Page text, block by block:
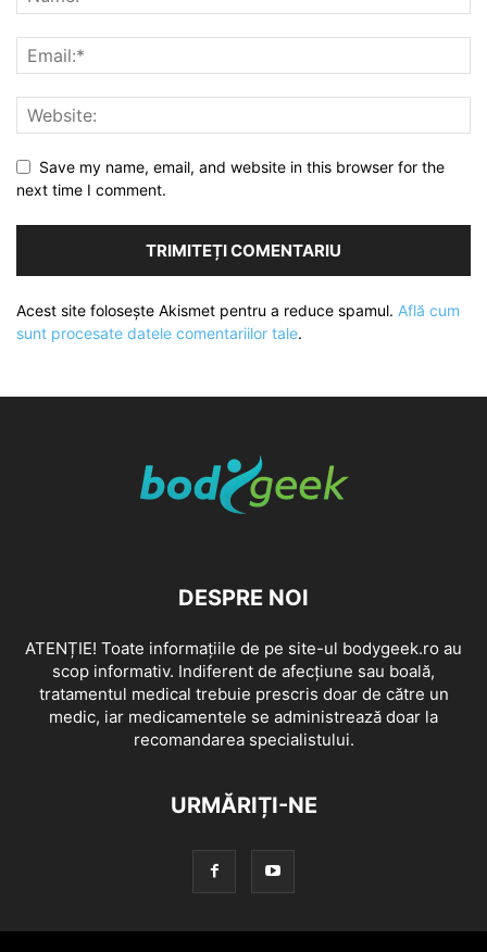
Save my name, email, and website in this browser for the
next time I comment.
Acest site folosește Akismet pentru a reduce spamul. Află cum
sunt procesate datele comentariilor tale.
DESPRE NOI
ATENȚIE! Toate informațiile de pe site-ul bodygeek.ro au
scop informativ. Indiferent de afecțiune sau boală,
tratamentul medical trebuie prescris doar de către un
medic, iar medicamentele se administrează doar la
recomandarea specialistului.
URMĂRIȚI-NE